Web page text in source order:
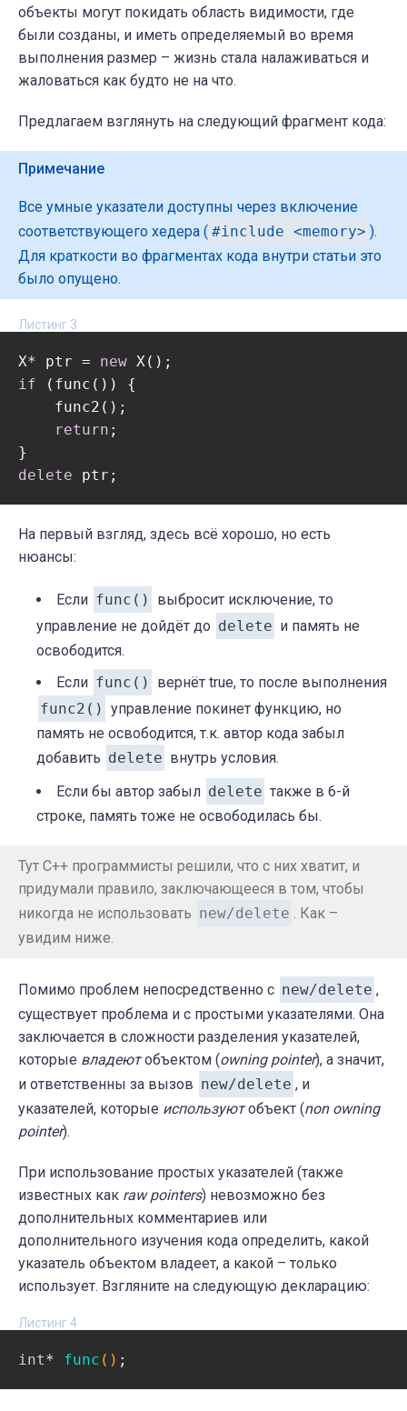
объекты могут покидать область видимости, где
были созданы, и иметь определяемый во время
выполнения размер – жизнь стала налаживаться и
жаловаться как будто не на что.
Предлагаем взглянуть на следующий фрагмент кода:
Примечание
Все умные указатели доступны через включение
соответствующего хедера ( #include <memory> ).
Для краткости во фрагментах кода внутри статьи это
было опущено.
Листинг 3
X* ptr = new
if (func()) {
    func2();
return ;
delete ptr;
На первый взгляд, здесь всё хорошо, но есть
нюансы:
Если func()
выбросит исключение, то
управление не дойдёт до delete и память не
освободится.
Если func()
вернёт true, то после выполнения
func2() управление покинет функцию, но
память не освободится, т.к. автор кода забыл
добавить delete внутрь условия.
Если бы автор забыл delete также в 6-й
строке, память тоже не освободилась бы.
Тут C++ программисты решили, что с них хватит, и
придумали правило, заключающееся в том, чтобы
никогда не использовать new/delete . Как –
увидим ниже.
Помимо проблем непосредственно с new/delete ,
существует проблема и с простыми указателями. Она
заключается в сложности разделения указателей,
которые владеют объектом (owning pointer), а значит,
и ответственны за вызов new/delete , и
указателей, которые используют объект (non owning
pointer).
При использование простых указателей (также
известных как raw pointers) невозможно без
дополнительных комментариев или
дополнительного изучения кода определить, какой
указатель объектом владеет, а какой – только
использует. Взгляните на следующую декларацию:
Листинг 4
int* func () ;